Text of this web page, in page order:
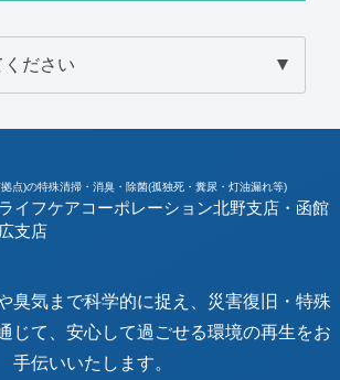
点)の特殊清掃・消臭・除菌(孤独死・糞尿・灯油漏れ等)
イフケアコーポレーション
臭気まで科学的に捉え、災害復旧・特殊
じて、安心して過ごせる環境の再生をお
手伝いいたします。